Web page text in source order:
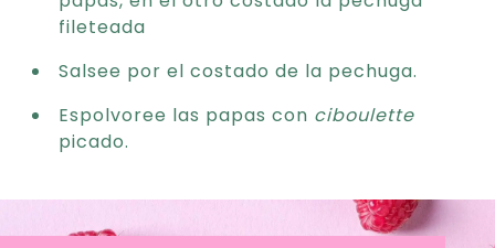
fileteada
Salsee por el costado de la pechuga.
Espolvoree las papas con ciboulette
picado.